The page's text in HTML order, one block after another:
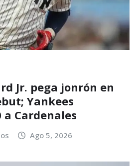
Jr. pega jonrón en
Yankees
Cardenales
Ago 5, 2026